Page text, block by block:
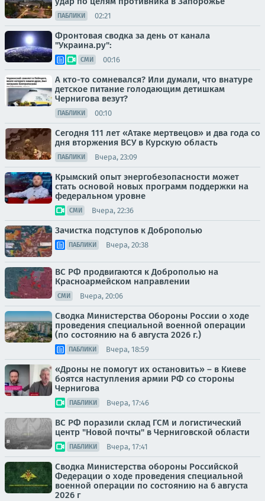
ПАБЛИКИ 02:21
Фронтовая сводка за день от канала
"Украина.ру":
СМИ 00:16
А кто-то сомневался? Или думали, что внатуре
детское питание голодающим детишкам
Чернигова везут?
ПАБЛИКИ 00:10
Сегодня 111 лет «Атаке мертвецов» и два года со
дня вторжения ВСУ в Курскую область
ПАБЛИКИ Вчера, 23:09
Крымский опыт энергобезопасности может
стать основой новых программ поддержки на
федеральном уровне
СМИ Вчера, 22:36
Зачистка подступов к Доброполью
ПАБЛИКИ Вчера, 20:38
ВС РФ продвигаются к Доброполью на
Красноармейском направлении
СМИ Вчера, 20:06
Сводка Министерства Обороны России о ходе
проведения специальной военной операции
(по состоянию на 6 августа 2026 г.)
ПАБЛИКИ Вчера, 18:59
«Дроны не помогут их остановить» – в Киеве
боятся наступления армии РФ со стороны
Чернигова
ПАБЛИКИ Вчера, 17:46
ВС РФ поразили склад ГСМ и логистический
центр "Новой почты" в Черниговской области
ПАБЛИКИ Вчера, 17:41
Сводка Министерства обороны Российской
Федерации о ходе проведения специальной
военной операции по состоянию на 6 августа
2026 г